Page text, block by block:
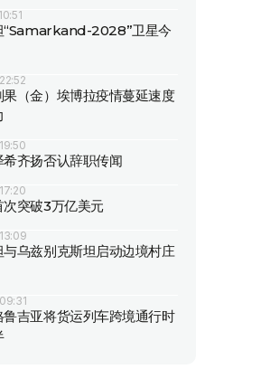
“Samarkand-2028”卫星今
（金）埃博拉疫情蔓延速度
齐扬否认辞职传闻
次突破3万亿美元
乌兹别克斯坦启动边境村庄
吉亚将货运列车跨境通行时